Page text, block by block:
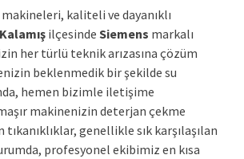
makineleri, kaliteli ve dayanıklı
Kalamışilçesinde Siemens markalı
her türlü teknik arızasına çözüm
beklenmedik bir şekilde su
hemen bizimle iletişime
makinenizin deterjan çekme
genellikle sık karşılaşılan
profesyonel ekibimiz en kısa